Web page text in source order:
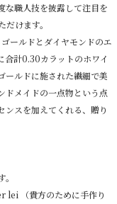
な職人技を披露して注目を
けます。
ルドとダイヤモンドのエ
合計0.30カラットのホワイ
ールドに施された繊細で美
ドメイドの一点物という点
ンスを加えてくれる、贈り
（貴方のために手作り